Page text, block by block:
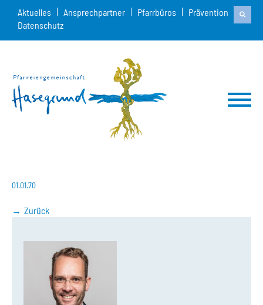
Aktuelles Ansprechpartner Pfarrbüros
Prävention
Datenschutz
01.01.70
Zurück